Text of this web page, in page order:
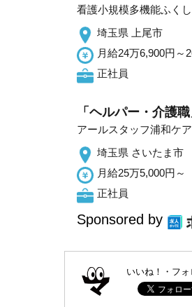
看護小規模多機能ふく
埼玉県 上尾市
月給24万6,900円～
正社員
「ヘルパー・介護
アールスタッフ浦和ケ
埼玉県 さいたま市
月給25万5,000円～
正社員
Sponsored by
いいね！・フ